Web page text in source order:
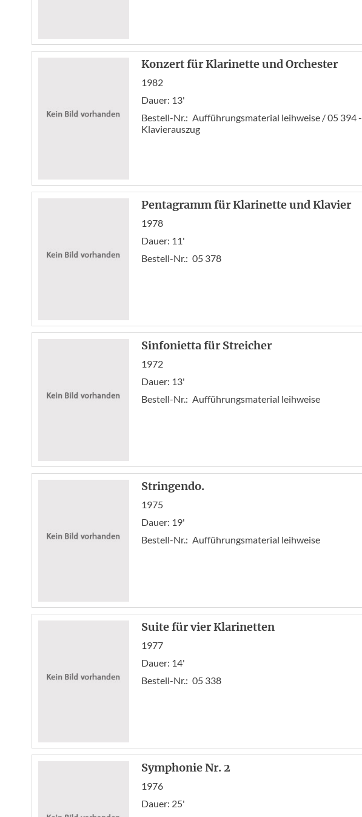
Konzert für Klarinette und Orchester
1982
Dauer: 13'
Bestell-Nr.: Aufführungsmaterial leihweise / 05 394 -
Klavierauszug
Pentagramm für Klarinette und Klavier
1978
Dauer: 11'
Bestell-Nr.: 05 378
Sinfonietta für Streicher
1972
Dauer: 13'
Bestell-Nr.: Aufführungsmaterial leihweise
Stringendo.
1975
Dauer: 19'
Bestell-Nr.: Aufführungsmaterial leihweise
Suite für vier Klarinetten
1977
Dauer: 14'
Bestell-Nr.: 05 338
Symphonie Nr. 2
1976
Dauer: 25'